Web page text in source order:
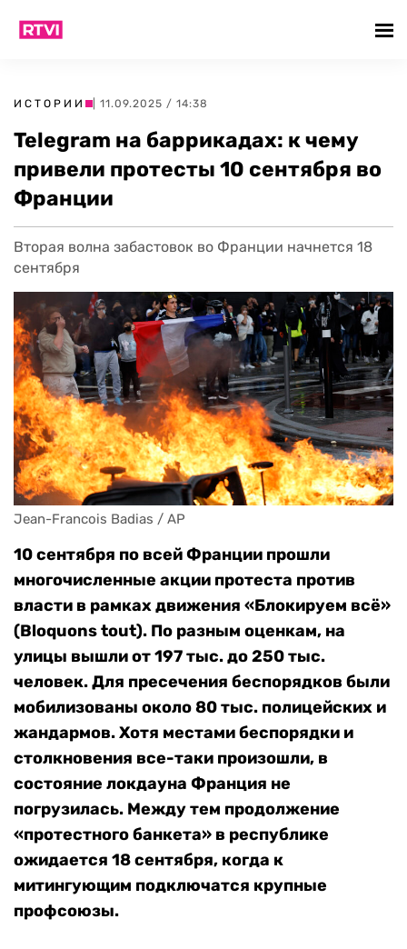
ИСТОРИИ | 11.09.2025 / 14:38
Telegram на баррикадах: к чему
привели протесты 10 сентября во
Франции
Вторая волна забастовок во Франции начнется 18
сентября
Jean-Francois Badias / AP
10 сентября по всей Франции прошли
многочисленные акции протеста против
власти в рамках движения «Блокируем всё»
(Bloquons tout). По разным оценкам, на
улицы вышли от 197 тыс. до 250 тыс.
человек. Для пресечения беспорядков были
мобилизованы около 80 тыс. полицейских и
жандармов. Хотя местами беспорядки и
столкновения все-таки произошли, в
состояние локдауна Франция не
погрузилась. Между тем продолжение
«протестного банкета» в республике
ожидается 18 сентября, когда к
митингующим подключатся крупные
профсоюзы.